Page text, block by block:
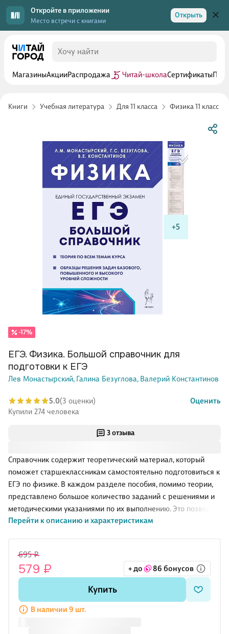
Откройте в приложении
Место встречи с книгами
Открыть
МагазиныАкцииРаспродажа Читай-школаСертификаты
Книги Учебная литература Для 11 класса Физика 11 класс
+5
3 отзыва
Справочник содержит теоретический материал, который
поможет старшеклассникам самостоятельно подготовиться к
ЕГЭ по физике. В каждом разделе пособия, помимо теории,
представлено большое количество заданий с решениями и
методическими указаниями по их выполнению. Это позволит
школьникам не только систематизировать знания, объединив
Работа с нашим пособием поможет выпускникам получить
дополнительные баллы на экзамене при решении задач
всех уровней сложности. Пособие будет полезно также
учителям, готовящим своих учеников к ЕГЭ.
Перейти к описанию и характеристикам
-17%
ЕГЭ. Физика. Большой справочник для
подготовки к ЕГЭ
Лев Монастырский, Галина Безуглова, Валерий Константинов
5.0(3 оценки)
Оценить
Купили 274 человека
695 ₽
579 ₽ + до 86 бонусов
Купить
В наличии 9 шт.